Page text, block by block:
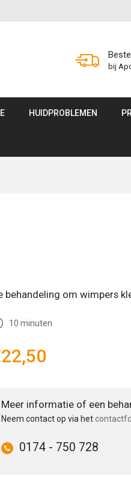
bij
HUIDPROBLEMEN
behandeling om wimpers
10 minuten
Meer informatie of een
Neem contact op via het
0174 - 750 728